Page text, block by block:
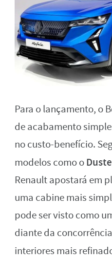
Para o lançamento, o
de acabamento
no custo-benefício.
modelos como o
Renault apostará em
uma cabine mais
pode ser visto como
diante da
interiores mais